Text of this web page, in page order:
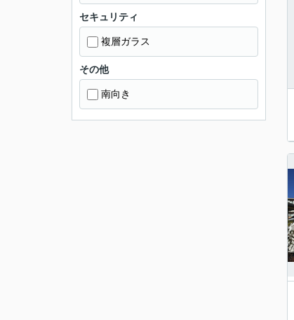
セキュリティ
複層ガラス
その他
南向き